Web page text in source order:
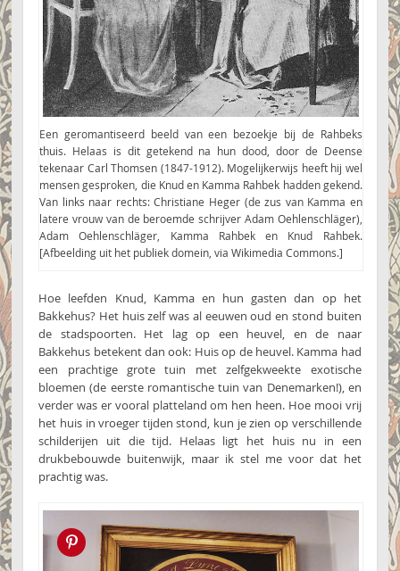
Een geromantiseerd beeld van een bezoekje bij de Rahbeks
thuis. Helaas is dit getekend na hun dood, door de Deense
tekenaar Carl Thomsen (1847-1912). Mogelijkerwijs heeft hij wel
mensen gesproken, die Knud en Kamma Rahbek hadden gekend.
Van links naar rechts: Christiane Heger (de zus van Kamma en
latere vrouw van de beroemde schrijver Adam Oehlenschläger),
Adam Oehlenschläger, Kamma Rahbek en Knud Rahbek.
[Afbeelding uit het publiek domein, via Wikimedia Commons.]
Hoe leefden Knud, Kamma en hun gasten dan op het
Bakkehus? Het huis zelf was al eeuwen oud en stond buiten
de stadspoorten. Het lag op een heuvel, en de naar
Bakkehus betekent dan ook: Huis op de heuvel. Kamma had
een prachtige grote tuin met zelfgekweekte exotische
bloemen (de eerste romantische tuin van Denemarken!), en
verder was er vooral platteland om hen heen. Hoe mooi vrij
het huis in vroeger tijden stond, kun je zien op verschillende
schilderijen uit die tijd. Helaas ligt het huis nu in een
drukbebouwde buitenwijk, maar ik stel me voor dat het
prachtig was.
Pin this!